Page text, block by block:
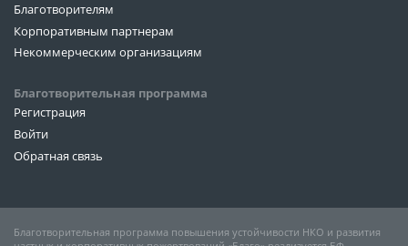
Благотворителям
Корпоративным партнерам
Некоммерческим организациям
Благотворительная программа
Регистрация
Войти
Обратная связь
Благотворительная программа повышения устойчивости НКО и развития